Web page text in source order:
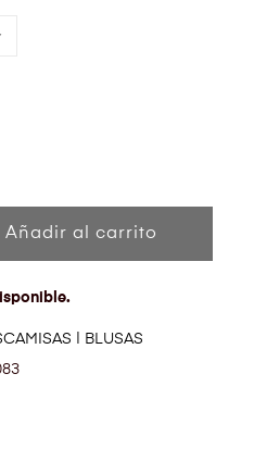
Añadir al carrito
CAMISAS | BLUSAS